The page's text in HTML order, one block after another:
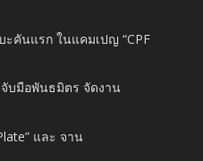
ะคันแรก ในแคมเปญ “CPF
บมือพันธมิตร จัดงาน
และ จาน